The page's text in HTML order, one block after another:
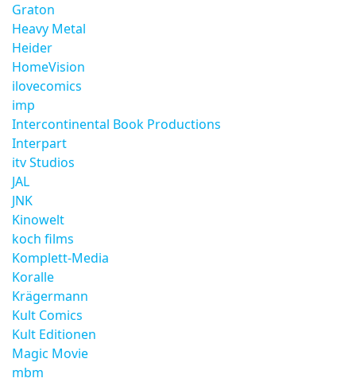
Graton
Heavy Metal
Heider
HomeVision
ilovecomics
imp
Intercontinental Book Productions
Interpart
itv Studios
JAL
JNK
Kinowelt
koch films
Komplett-Media
Koralle
Krägermann
Kult Comics
Kult Editionen
Magic Movie
mbm